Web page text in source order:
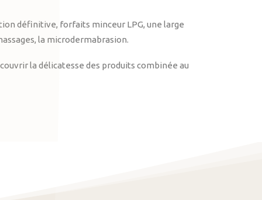
définitive, forfaits minceur LPG, une large
la microdermabrasion.
la délicatesse des produits combinée au